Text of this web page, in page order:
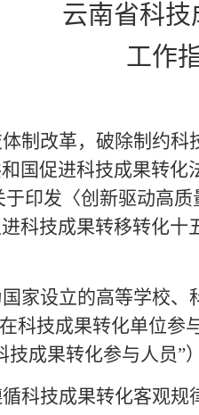
云南省科
工作
制改革，破除制约科
国促进科技成果转
印发〈创新驱动高质
科技成果转移转化
家设立的高等学校、
科技成果转化单位
成果转化参与人员”）
科技成果转化客观规